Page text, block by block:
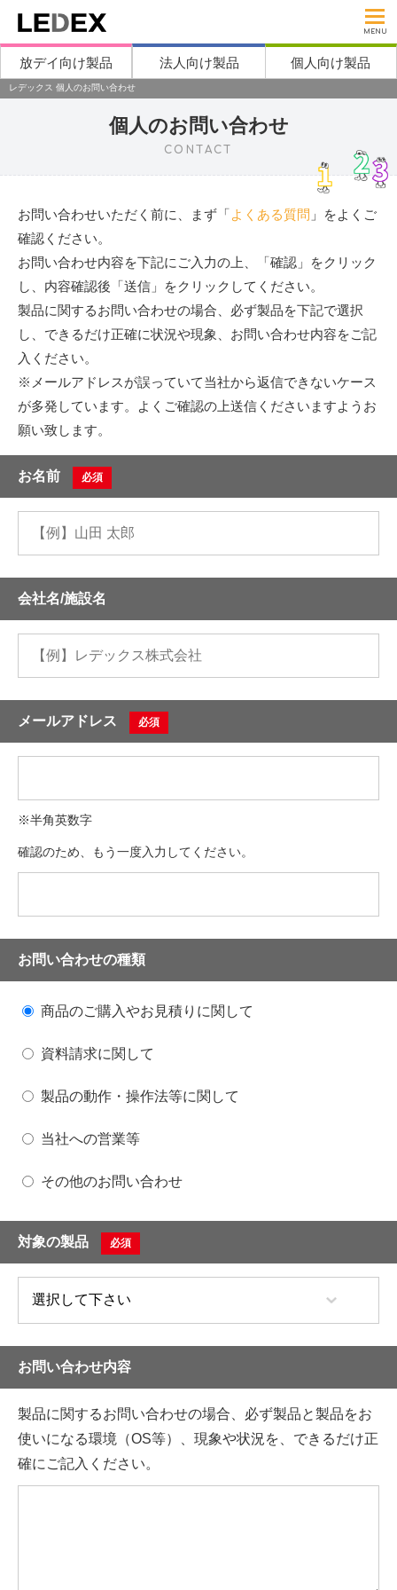
MENU
放デイ向け製品 法人向け製品 個人向け製品
レデックス 個人のお問い合わせ
個人のお問い合わせ
CONTACT
お問い合わせいただく前に、まず「よくある質問 」をよくご
確認ください。
お問い合わせ内容を下記にご入力の上、「確認」をクリック
し、内容確認後「送信」をクリックしてください。
製品に関するお問い合わせの場合、必ず製品を下記で選択
し、できるだけ正確に状況や現象、お問い合わせ内容をご記
入ください。
※メールアドレスが誤っていて当社から返信できないケース
が多発しています。よくご確認の上送信くださいますようお
願い致します。
お名前 必須
会社名/施設名
メールアドレス 必須
※半角英数字
確認のため、もう一度入力してください。
お問い合わせの種類
商品のご購入やお見積りに関して
資料請求に関して
製品の動作・操作法等に関して
当社への営業等
その他のお問い合わせ
対象の製品 必須
お問い合わせ内容
製品に関するお問い合わせの場合、必ず製品と製品をお
使いになる環境（OS等）、現象や状況を、できるだけ正
確にご記入ください。